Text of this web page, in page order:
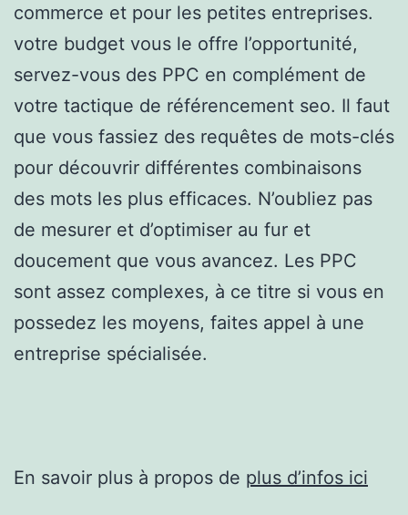
commerce et pour les petites entreprises.
votre budget vous le offre l’opportunité,
servez-vous des PPC en complément de
votre tactique de référencement seo. Il faut
que vous fassiez des requêtes de mots-clés
pour découvrir différentes combinaisons
des mots les plus efficaces. N’oubliez pas
de mesurer et d’optimiser au fur et
doucement que vous avancez. Les PPC
sont assez complexes, à ce titre si vous en
possedez les moyens, faites appel à une
entreprise spécialisée.
En savoir plus à propos de plus d’infos ici